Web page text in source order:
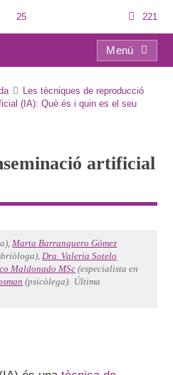
25 221
Menú
Les tècniques de reproducció
(IA): Què és i quin es el seu
artificial
Marta Barranquero Gómez
Dra. Valeria Sotelo
Maldonado MSc(especialista en
(psicòlega). Última